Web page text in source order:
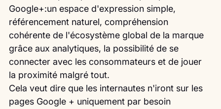
Google+:un espace d'expression simple,
référencement naturel, compréhension
cohérente de l'écosystème global de la marque
grâce aux analytiques, la possibilité de se
connecter avec les consommateurs et de jouer
la proximité malgré tout.
Cela veut dire que les internautes n'iront sur les
pages Google + uniquement par besoin